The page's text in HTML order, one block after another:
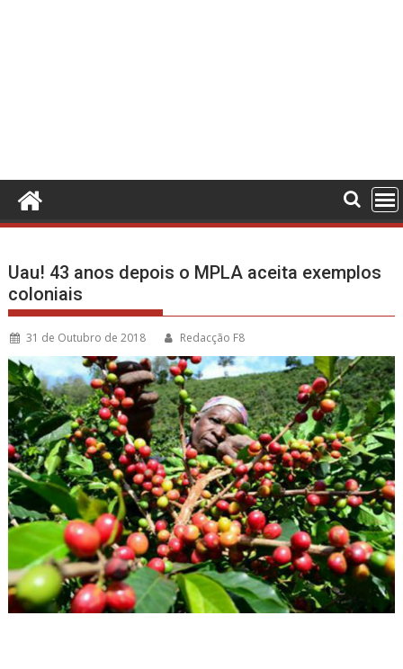
Uau! 43 anos depois o MPLA aceita exemplos
coloniais
31 de Outubro de 2018 Redacção F8